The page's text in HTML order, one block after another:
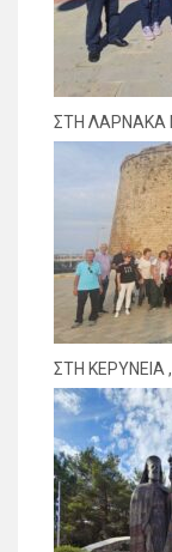
ΣΤΗ ΛΑΡΝΑΚΑ
ΣΤΗ